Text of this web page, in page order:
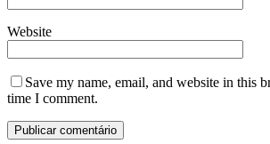
Website
Save my name, email, and website in this
time I comment.